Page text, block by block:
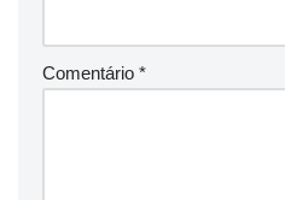
Comentário *